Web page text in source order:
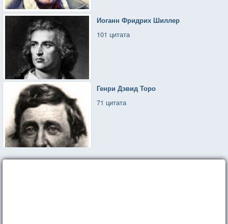
Иоганн Фридрих Шиллер
101 цитата
Генри Дэвид Торо
71 цитата